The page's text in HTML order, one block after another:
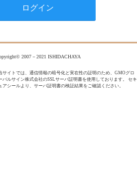
2007－2021 ISHIDACHAYA
サイトでは、通信情報の暗号化と実在性の証明のため、GMOグロ
バルサイン株式会社のSSLサーバ証明書を使用しております。 セキ
アシールより、サーバ証明書の検証結果をご確認ください。